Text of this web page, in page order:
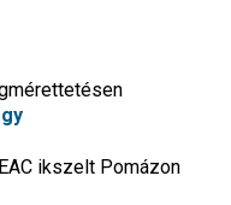
ikszelt Pomázon